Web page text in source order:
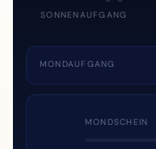
SONNENAUFGANG
MONDAUFGANG
MONDSCHEIN